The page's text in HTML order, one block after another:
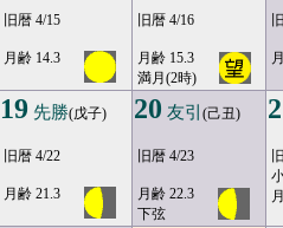
旧暦 4/15
月齢 14.3
旧暦 4/16
月齢 15.3
満月(2時)
19 先勝(戊子)
旧暦 4/22
月齢 21.3
20 友引 (己丑)
旧暦 4/23
月齢 22.3
下弦